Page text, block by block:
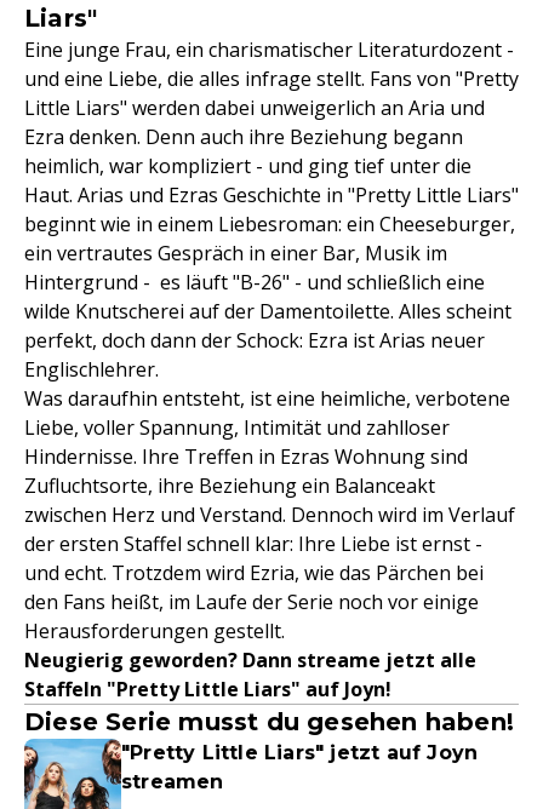
Liars"
Eine junge Frau, ein charismatischer Literaturdozent -
und eine Liebe, die alles infrage stellt. Fans von "Pretty
Little Liars" werden dabei unweigerlich an Aria und
Ezra denken. Denn auch ihre Beziehung begann
heimlich, war kompliziert - und ging tief unter die
Haut. Arias und Ezras Geschichte in "Pretty Little Liars"
beginnt wie in einem Liebesroman: ein Cheeseburger,
ein vertrautes Gespräch in einer Bar, Musik im
Hintergrund - es läuft "B-26" - und schließlich eine
wilde Knutscherei auf der Damentoilette. Alles scheint
perfekt, doch dann der Schock: Ezra ist Arias neuer
Englischlehrer.
Was daraufhin entsteht, ist eine heimliche, verbotene
Liebe, voller Spannung, Intimität und zahlloser
Hindernisse. Ihre Treffen in Ezras Wohnung sind
Zufluchtsorte, ihre Beziehung ein Balanceakt
zwischen Herz und Verstand. Dennoch wird im Verlauf
der ersten Staffel schnell klar: Ihre Liebe ist ernst -
und echt. Trotzdem wird Ezria, wie das Pärchen bei
den Fans heißt, im Laufe der Serie noch vor einige
Herausforderungen gestellt.
Neugierig geworden? Dann streame jetzt alle
Staffeln "Pretty Little Liars" auf Joyn!
Diese Serie musst du gesehen haben!
"Pretty Little Liars" jetzt auf Joyn
streamen